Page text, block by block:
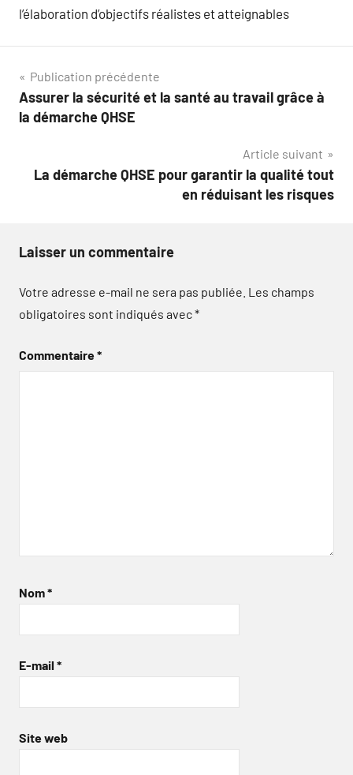
l’élaboration d’objectifs réalistes et atteignables
Navigation
de
Publication précédente
Assurer la sécurité et la santé au travail grâce à
la démarche QHSE
Article suivant
La démarche QHSE pour garantir la qualité tout
en réduisant les risques
Laisser un commentaire
Votre adresse e-mail ne sera pas publiée. Les champs
obligatoires sont indiqués avec*
Commentaire*
Nom*
E-mail *
Site web